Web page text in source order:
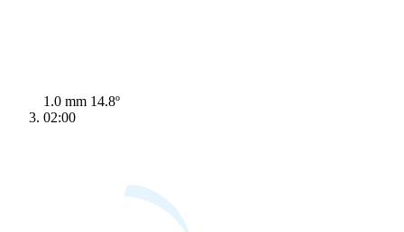
1.0 mm 14.8º
02:00